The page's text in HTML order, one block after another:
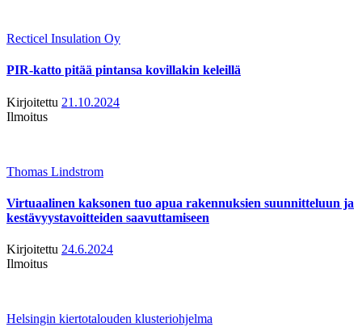
Recticel Insulation Oy
PIR-katto pitää pintansa kovillakin keleillä
Kirjoitettu 21.10.2024
Ilmoitus
Thomas Lindstrom
Virtuaalinen kaksonen tuo apua rakennuksien suunnitteluun ja
kestävyystavoitteiden saavuttamiseen
Kirjoitettu 24.6.2024
Ilmoitus
Helsingin kiertotalouden klusteriohjelma